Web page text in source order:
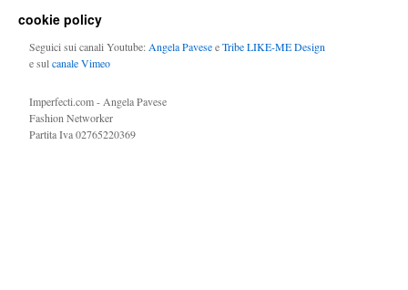
cookie policy
Seguici sui canali Youtube: Angela PaveseeTribe LIKE-ME Design
e sulcanale Vimeo
Imperfecti.com - Angela Pavese
Fashion Networker
Partita Iva 02765220369